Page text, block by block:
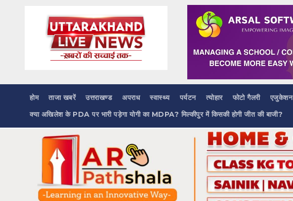
होम ताजा खबरें उत्तराखण्ड अपराध स्वास्थ्य पर्यटन त्योहार फोटो गैलरी एजुकेशन
क्या अखिलेश के PDA पर भारी पड़ेगा योगी का MDPA? मिल्कीपुर में किसकी होगी जीत की बाजी?